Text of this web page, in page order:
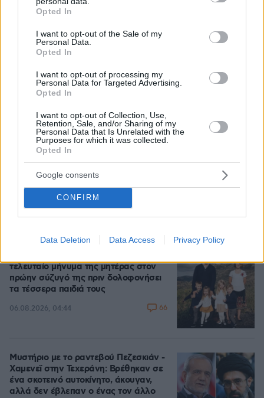
grant or deny consent to Google and its third-party tags to
use your data for below specified purposes in below Google
consent section.
Opted In
I want to opt-out of the Sale of my
Personal Data.
Opted In
I want to opt-out of processing my
Personal Data for Targeted Advertising.
Opted In
I want to opt-out of Collection, Use,
Retention, Sale, and/or Sharing of my
Personal Data that Is Unrelated with the
Purposes for which it was collected.
Opted In
Google consents
CONFIRM
Data Deletion Data Access Privacy Policy
Νεαρή γυναίκα με ακατέργαστη ομορφιά από την
μεταμόρφωσή της από μακιγιέρ
06.08.2026, 09:18
Οι πρώτες εικόνες του νέου Canadair
515 που έρχεται Ελλάδα και θα πετά
και νύχτα
06.08.2026, 10:22
τελευταίο μήνυμα της μητέρας στον
πρώην σύζυγό της πριν δολοφονήσει
τα τέσσερα παιδιά τους
06.08.2026, 04:44 66
Μυστήριο με το ραντεβού Πεζεσκιάν -
Χαμενεϊ στην Τεχεράνη: Βρέθηκαν σε
ένα σκοτεινό αυτοκίνητο, άκουγαν,
αλλά δεν έβλεπαν ο ένας τον άλλο